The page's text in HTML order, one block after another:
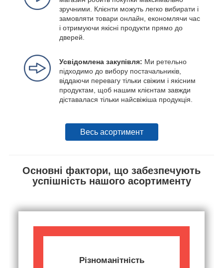
зручними. Клієнти можуть легко вибирати і
замовляти товари онлайн, економлячи час
і отримуючи якісні продукти прямо до
дверей.
Усвідомлена закупівля: Ми ретельно
підходимо до вибору постачальників,
віддаючи перевагу тільки свіжим і якісним
продуктам, щоб нашим клієнтам завжди
діставалася тільки найсвіжіша продукція.
Весь асортимент
Основні фактори, що забезпечують
успішність нашого асортименту
Різноманітність